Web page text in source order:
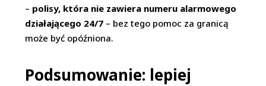
– polisy, która nie zawiera numeru alarmowego
działającego 24/7 – bez tego pomoc za granicą
może być opóźniona.
Podsumowanie: lepiej